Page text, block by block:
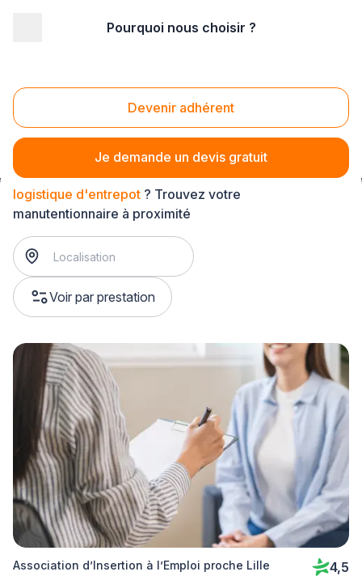
Pourquoi nous choisir ?
Devenir adhérent
Je demande un devis gratuit
Logistique d'entrepot
logistique d'entrepot ? Trouvez votre
manutentionnaire à proximité
Voir par prestation
Association d’Insertion à l’Emploi proche Lille 4,5